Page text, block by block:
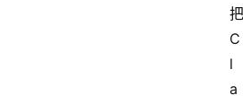
把
C
l
a